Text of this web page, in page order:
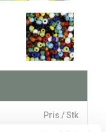
Pris / Stk